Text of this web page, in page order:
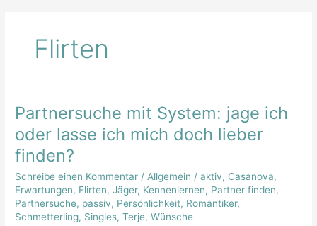
Flirten
Partnersuche mit System: jage ich
oder lasse ich mich doch lieber
finden?
Schreibe einen Kommentar / Allgemein /aktiv, Casanova,
Erwartungen, Flirten,Jäger, Kennenlernen, Partner finden,
Partnersuche, passiv, Persönlichkeit, Romantiker,
Schmetterling, Singles,Terje,Wünsche
Partnersuche
System:
jage
ich
oder
lasse
ich